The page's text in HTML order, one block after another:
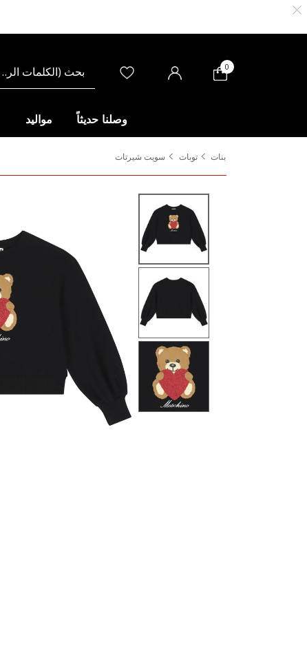
0
وصلنا حديثاً مواليد
بنات توبات
سويت شيرتات